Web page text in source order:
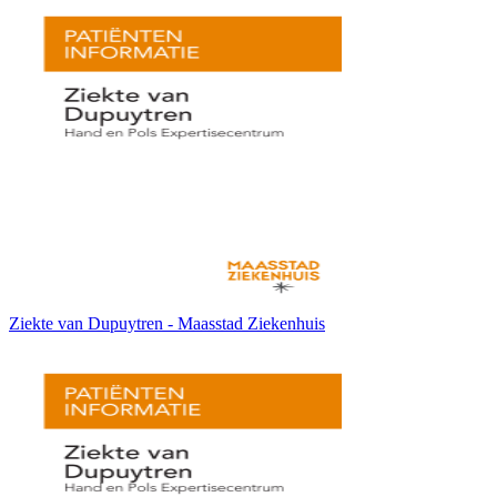
Ziekte van Dupuytren - Maasstad Ziekenhuis